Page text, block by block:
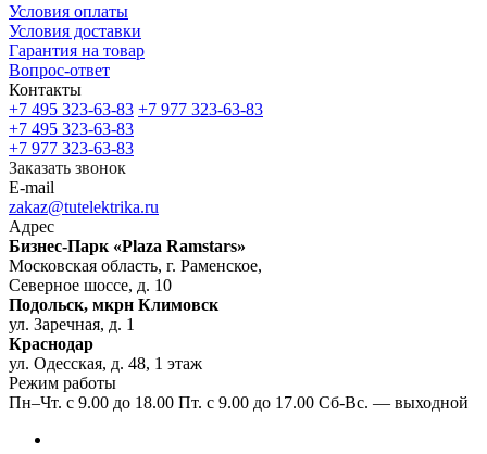
Условия оплаты
Условия доставки
Гарантия на товар
Вопрос-ответ
Контакты
+7 495 323-63-83 +7 977 323-63-83
+7 495 323-63-83
+7 977 323-63-83
Заказать звонок
E-mail
zakaz@tutelektrika.ru
Адрес
Бизнес-Парк «Plaza Ramstars»
Московская область, г. Раменское,
Северное шоссе, д. 10
Подольск, мкрн Климовск
ул. Заречная, д. 1
Краснодар
ул. Одесская, д. 48, 1 этаж
Режим работы
Пн–Чт. с 9.00 до 18.00 Пт. с 9.00 до 17.00 Сб-Вс. — выходной